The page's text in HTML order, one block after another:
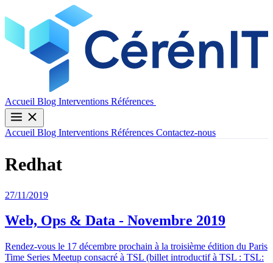
Accueil Blog Interventions Références
Accueil Blog Interventions Références Contactez-nous
Redhat
27/11/2019
Web, Ops & Data - Novembre 2019
Rendez-vous le 17 décembre prochain à la troisième édition du Paris
Time Series Meetup consacré à TSL (billet introductif à TSL : TSL: